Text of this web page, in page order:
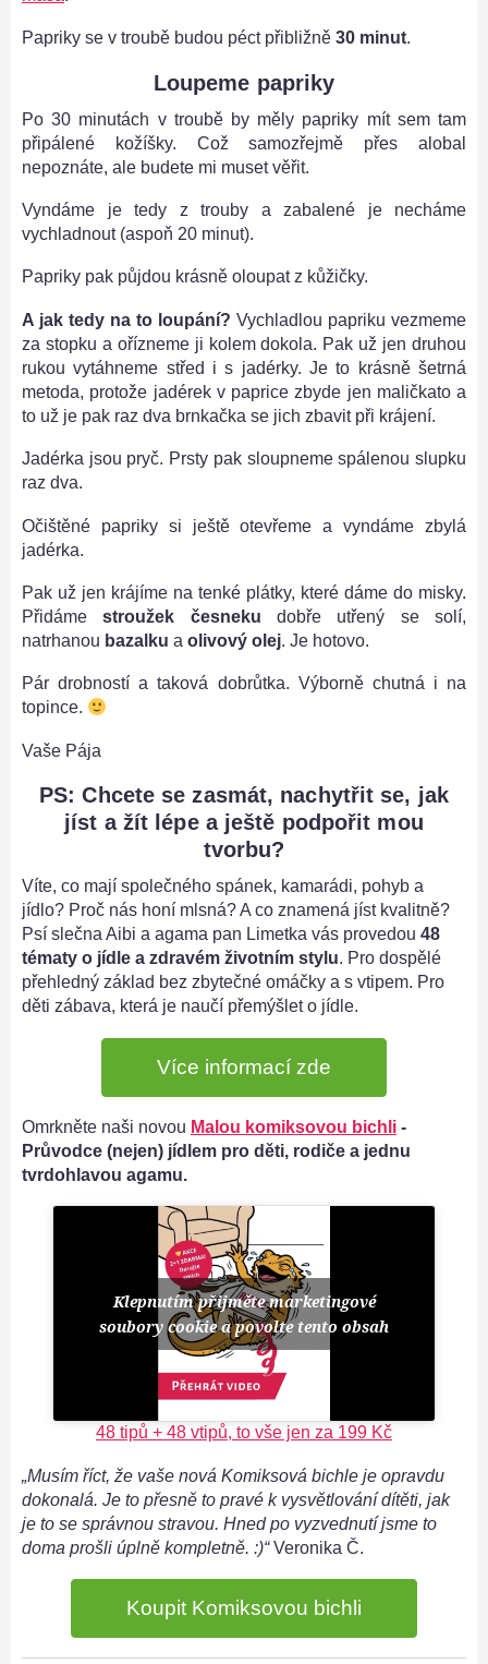
Papriky se v troubě budou péct přibližně 30 minut.
Loupeme papriky
Po 30 minutách v troubě by měly papriky mít sem tam
připálené kožíšky. Což samozřejmě přes alobal
nepoznáte, ale budete mi muset věřit.
Vyndáme je tedy z trouby a zabalené je necháme
vychladnout (aspoň 20 minut).
Papriky pak půjdou krásně oloupat z kůžičky.
A jak tedy na to loupání? Vychladlou papriku vezmeme
za stopku a ořízneme ji kolem dokola. Pak už jen druhou
rukou vytáhneme střed i s jadérky. Je to krásně šetrná
metoda, protože jadérek v paprice zbyde jen maličkato a
to už je pak raz dva brnkačka se jich zbavit při krájení.
Jadérka jsou pryč. Prsty pak sloupneme spálenou slupku
raz dva.
Očištěné papriky si ještě otevřeme a vyndáme zbylá
jadérka.
Pak už jen krájíme na tenké plátky, které dáme do misky.
Přidámestroužek česneku dobře utřený se solí,
natrhanou bazalku a olivový olej. Je hotovo.
Pár drobností a taková dobrůtka. Výborně chutná i na
topince.
Vaše Pája
PS: Chcete se zasmát, nachytřit se, jak
jíst a žít lépe a ještě podpořit mou
tvorbu?
Víte, co mají společného spánek, kamarádi, pohyb a
jídlo? Proč nás honí mlsná? A co znamená jíst kvalitně?
Psí slečna Aibi a agama pan Limetka vás provedou 48
tématy o jídle a zdravém životním stylu. Pro dospělé
přehledný základ bez zbytečné omáčky a s vtipem. Pro
děti zábava, která je naučí přemýšlet o jídle.
Více informací zde
Omrkněte naši novou Malou komiksovou bichli -
Průvodce (nejen) jídlem pro děti, rodiče a jednu
tvrdohlavou agamu.
Klepnutím přijměte marketingové
soubory cookie a povolte tento obsah
48 tipů + 48 vtipů, to vše jen za 199 Kč
„Musím říct, že vaše nová Komiksová bichle je opravdu
dokonalá. Je to přesně to pravé k vysvětlování dítěti, jak
je to se správnou stravou. Hned po vyzvednutí jsme to
doma prošli úplně kompletně. :)“Veronika Č.
Koupit Komiksovou bichli